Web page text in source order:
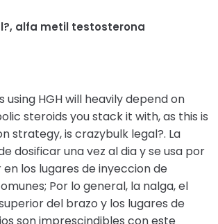
alfa metil testosterona
using HGH will heavily depend on
steroids you stack it with, as this is
strategy, is crazybulk legal?. La
dosificar una vez al dia y se usa por
los lugares de inyeccion de
Por lo general, la nalga, el
del brazo y los lugares de